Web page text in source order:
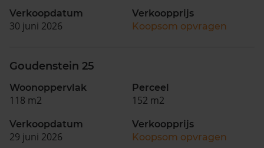
Verkoopdatum
30 juni 2026
Verkoopprijs
Koopsom opvragen
Goudenstein 25
Woonoppervlak
118 m2
Perceel
152 m2
Verkoopdatum
29 juni 2026
Verkoopprijs
Koopsom opvragen